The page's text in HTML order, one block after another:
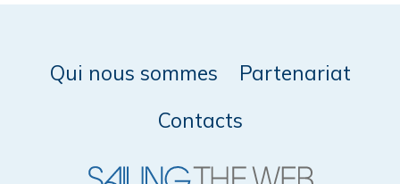
Qui nous sommes
Partenariat
Contacts